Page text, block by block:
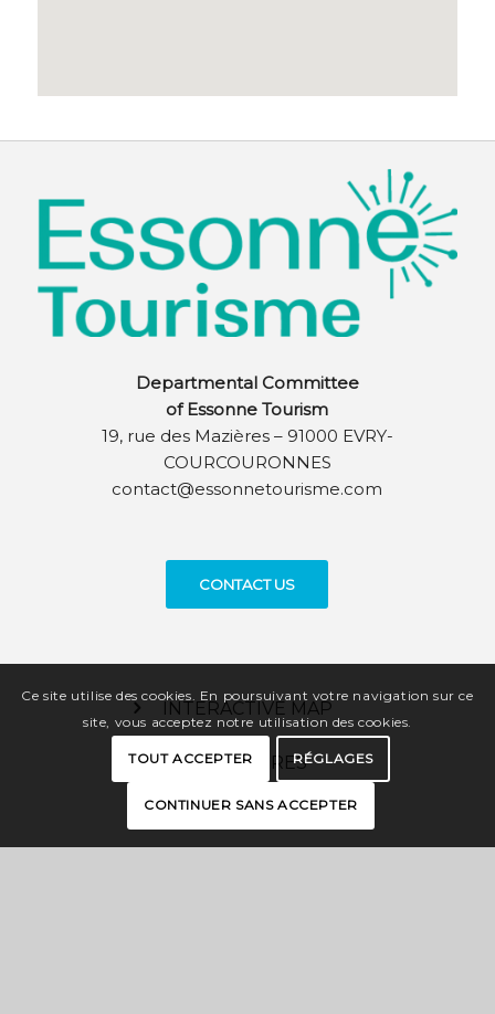
Departmental Committee
of Essonne Tourism
19, rue des Mazières – 91000 EVRY-
COURCOURONNES
contact@essonnetourisme.com
CONTACT US
INTERACTIVE MAP
BROCHURES
PRESS
Ce site utilise des cookies. En poursuivant votre navigation sur ce
site, vous acceptez notre utilisation des cookies.
TOUT ACCEPTER RÉGLAGES
CONTINUER SANS ACCEPTER